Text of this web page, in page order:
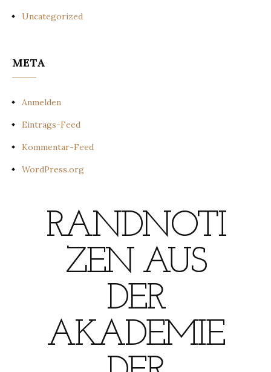
Uncategorized
META
Anmelden
Eintrags-Feed
Kommentar-Feed
WordPress.org
RANDNOTI
ZEN AUS
DER
AKADEMIE